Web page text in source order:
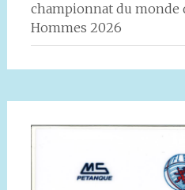
championnat du monde
Hommes 2026